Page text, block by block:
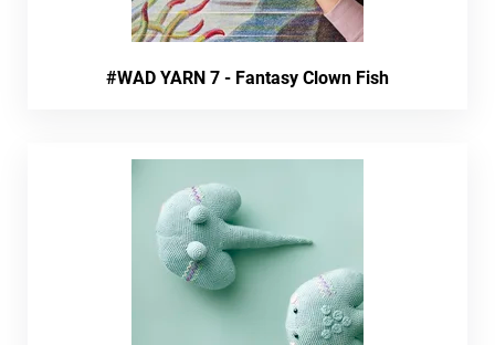
#WAD YARN 7 - Fantasy Clown Fish